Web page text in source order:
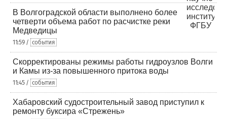
В Волгоградской области выполнено более
четверти объема работ по расчистке реки
Медведицы
11:59 / события
Скорректированы режимы работы гидроузлов Волги
и Камы из-за повышенного притока воды
11:45 / события
Хабаровский судостроительный завод приступил к
ремонту буксира «Стрежень»